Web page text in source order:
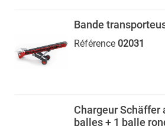
Bande
Référence 02031
Chargeur Schäffer
balles + 1 balle